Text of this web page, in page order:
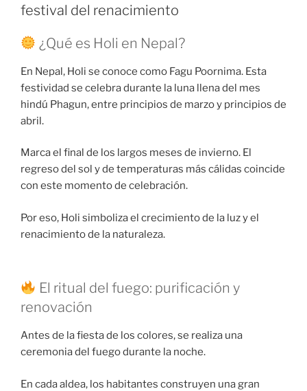
festival del renacimiento
¿Qué es Holi en Nepal?
En Nepal, Holi se conoce como Fagu Poornima. Esta
festividad se celebra durante la luna llena del mes
hindú Phagun, entre principios de marzo y principios de
abril.
Marca el final de los largos meses de invierno. El
regreso del sol y de temperaturas más cálidas coincide
con este momento de celebración.
Por eso, Holi simboliza el crecimiento de la luz y el
renacimiento de la naturaleza.
El ritual del fuego: purificación y
renovación
Antes de la fiesta de los colores, se realiza una
ceremonia del fuego durante la noche.
En cada aldea, los habitantes construyen una gran